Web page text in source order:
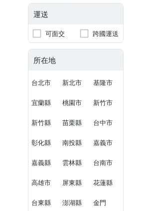
運送
可面交 跨國運送
所在地
台北市 新北市 基隆市
宜蘭縣 桃園市 新竹市
新竹縣 苗栗縣 台中市
彰化縣 南投縣 嘉義市
嘉義縣 雲林縣 台南市
高雄市 屏東縣 花蓮縣
台東縣 澎湖縣 金門